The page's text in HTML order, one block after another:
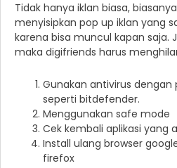
Tidak hanya iklan biasa,
menyisipkan pop up iklan yang
karena bisa muncul kapan saja.
maka digifriends harus
Gunakan antivirus
seperti bitdefender.
Menggunakan safe mode
Cek kembali aplikasi yang
Install ulang browser
firefox